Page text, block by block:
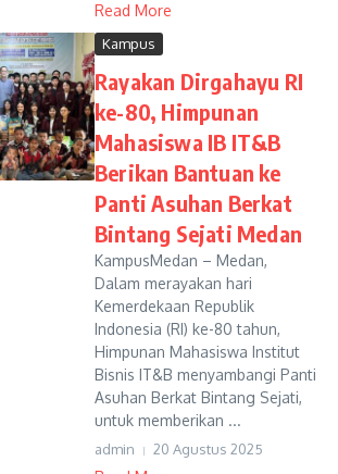
Read More
Kampus
Rayakan Dirgahayu RI
ke-80, Himpunan
Mahasiswa IB IT&B
Berikan Bantuan ke
Panti Asuhan Berkat
Bintang Sejati Medan
KampusMedan – Medan,
Dalam merayakan hari
Kemerdekaan Republik
Indonesia (RI) ke-80 tahun,
Himpunan Mahasiswa Institut
Bisnis IT&B menyambangi Panti
Asuhan Berkat Bintang Sejati,
untuk memberikan ...
admin 20 Agustus 2025